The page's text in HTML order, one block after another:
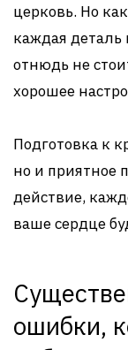
церковь. Но
каждая деталь
отнюдь не
хорошее
Подготовка к
но и приятное
действие,
ваше сердце
ошибки,